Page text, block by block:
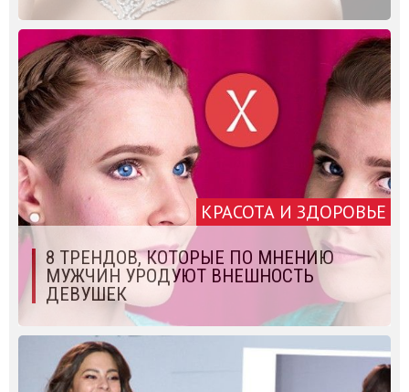
КРАСОТА И ЗДОРОВЬЕ
8 ТРЕНДОВ, КОТОРЫЕ ПО МНЕНИЮ
МУЖЧИН УРОДУЮТ ВНЕШНОСТЬ
ДЕВУШЕК